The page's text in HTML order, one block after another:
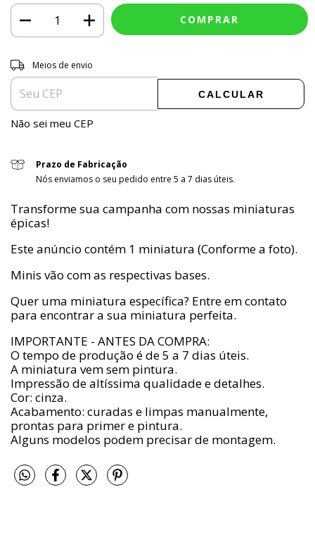
Entregas para o CEP:
Meios de envio
CALCULAR
Não sei meu CEP
Prazo de Fabricação
Nós enviamos o seu pedido entre 5 a 7 dias úteis.
Transforme sua campanha com nossas miniaturas
épicas!
Este anúncio contém 1 miniatura (Conforme a foto).
Minis vão com as respectivas bases.
Quer uma miniatura específica? Entre em contato
para encontrar a sua miniatura perfeita.
IMPORTANTE - ANTES DA COMPRA:
O tempo de produção é de 5 a 7 dias úteis.
A miniatura vem sem pintura.
Impressão de altíssima qualidade e detalhes.
Cor: cinza.
Acabamento: curadas e limpas manualmente,
prontas para primer e pintura.
Alguns modelos podem precisar de montagem.